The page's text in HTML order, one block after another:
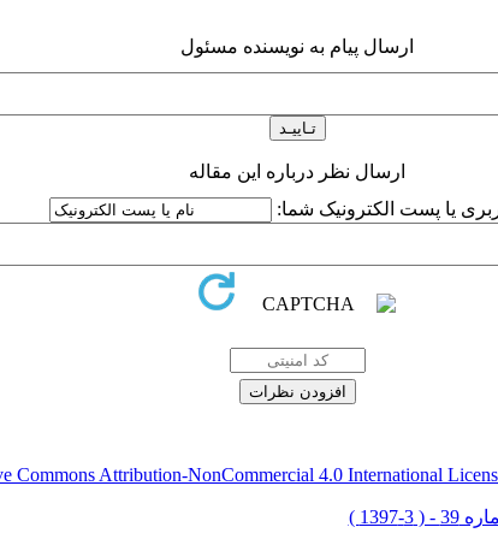
ارسال پیام به نویسنده مسئول
ارسال نظر درباره این مقاله
یا پست الکترونیک شما:
Commons Attribution-NonCommercial 4.0 International